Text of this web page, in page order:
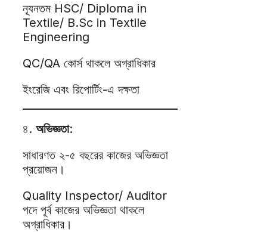
ন্যূনতম HSC/ Diploma in
Textile/ B.Sc in Textile
Engineering
QC/QA কোর্স থাকলে অগ্রাধিকার
ইংরেজি এবং রিপোর্টিং-এ দক্ষতা
৪. অভিজ্ঞতা:
সাধারণত ২-৫ বছরের কাজের অভিজ্ঞতা
প্রয়োজন।
Quality Inspector/ Auditor
পদে পূর্ব কাজের অভিজ্ঞতা থাকলে
অগ্রাধিকার।